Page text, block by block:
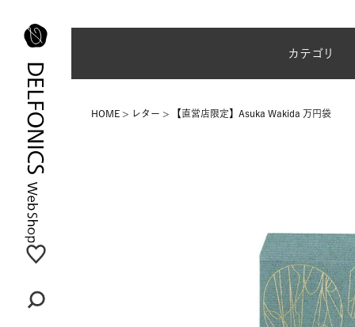
カテゴリ
HOME レター 【直営店限定】Asuka Wakida 万円袋